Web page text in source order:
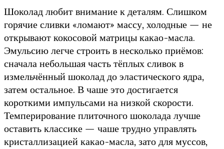
Шоколад любит внимание к деталям. Слишком
горячие сливки «ломают» массу, холодные — не
открывают кокосовой матрицы какао-масла.
Эмульсию легче строить в несколько приёмов:
сначала небольшая часть тёплых сливок в
измельчённый шоколад до эластического ядра,
затем остальное. В чаше это достигается
короткими импульсами на низкой скорости.
Темперирование плиточного шоколада лучше
оставить классике — чаше трудно управлять
кристаллизацией какао-масла, зато для муссов,